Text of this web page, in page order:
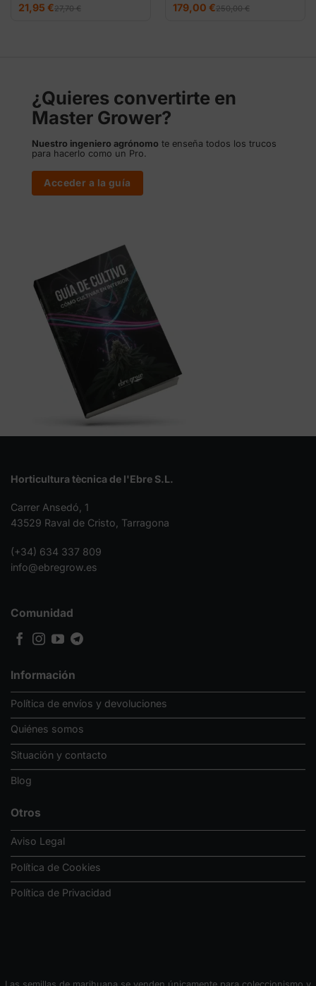
27,70€
El
precio
21,95 €
El
precio
250,00€
El
precio
179,00 €
El
precio
¿Quieres convertirte en
Master Grower?
Nuestro ingeniero agrónomo te enseña todos los trucos
para hacerlo como un Pro.
Acceder a la guía
Horticultura tècnica de l'Ebre S.L.
Carrer Ansedó, 1
43529 Raval de Cristo, Tarragona
(+34) 634 337 809
info@ebregrow.es
Información
Política de envíos y devoluciones
Quiénes somos
Situación y contacto
Blog
Otros
Aviso Legal
Política de Cookies
Política de Privacidad
Comunidad